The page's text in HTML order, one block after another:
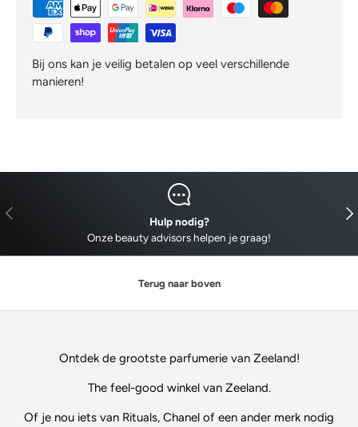
Bij ons kan je veilig betalen op veel verschillende
manieren!
VORIGE
Hulp nodig?
Onze beauty advisors helpen je graag!
Terug naar boven
Ontdek de grootste parfumerie van Zeeland!
The feel-good winkel van Zeeland.
Of je nou iets van Rituals, Chanel of een ander merk nodig